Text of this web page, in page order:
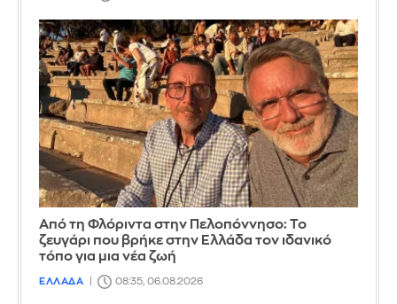
Από τη Φλόριντα στην Πελοπόννησο: Το
ζευγάρι που βρήκε στην Ελλάδα τον ιδανικό
τόπο για μια νέα ζωή
ΕΛΛΑΔΑ 08:35, 06.08.2026